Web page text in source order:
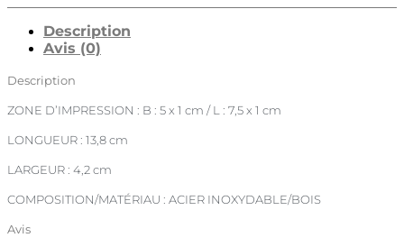
Description
Avis (0)
Description
ZONE D’IMPRESSION : B : 5 x 1 cm / L : 7,5 x 1 cm
LONGUEUR : 13,8 cm
LARGEUR : 4,2 cm
COMPOSITION/MATÉRIAU : ACIER INOXYDABLE/BOIS
Avis